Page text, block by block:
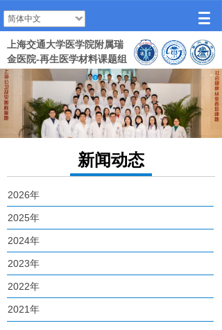
简体中文
上海交通大学医学院附属瑞
金医院-再生医学材料课题组
新闻动态
2026年
2025年
2024年
2023年
2022年
2021年